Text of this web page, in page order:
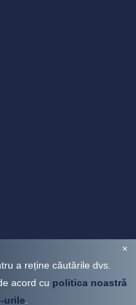
a reține căutările dvs.
acord cu politica noastră
urile
×